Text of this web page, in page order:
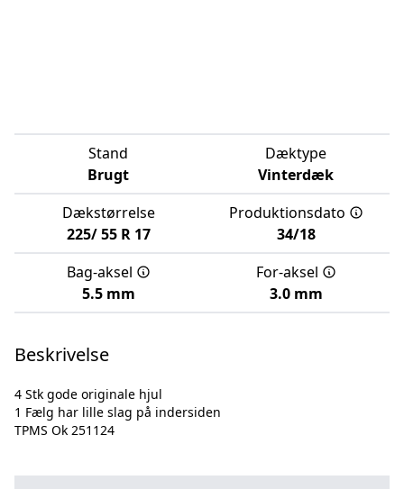
Stand
Brugt
Dæktype
Vinterdæk
Dækstørrelse
225/ 55 R 17
Produktionsdato
34/18
Bag-aksel
5.5 mm
For-aksel
3.0 mm
Beskrivelse
4 Stk gode originale hjul
1 Fælg har lille slag på indersiden